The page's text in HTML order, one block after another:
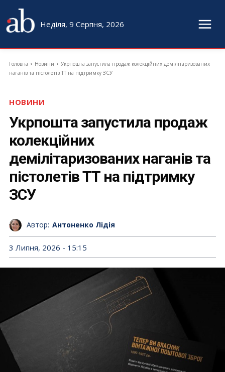
Неділя, 9 Серпня, 2026
Головна Новини
Укрпошта запустила продаж колекційних демілітаризованих
наганів та пістолетів ТТ на підтримку ЗСУ
НОВИНИ
Укрпошта запустила продаж
колекційних
демілітаризованих наганів та
пістолетів ТТ на підтримку
ЗСУ
Автор: Антоненко Лідія
3 Липня, 2026 - 15:15